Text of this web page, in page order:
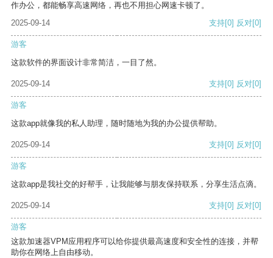
作办公，都能畅享高速网络，再也不用担心网速卡顿了。
2025-09-14
支持[0] 反对[0]
游客
这款软件的界面设计非常简洁，一目了然。
2025-09-14 支持[0] 反对[0]
游客
这款app就像我的私人助理，随时随地为我的办公提供帮助。
2025-09-14 支持[0] 反对[0]
游客
这款app是我社交的好帮手，让我能够与朋友保持联系，分享生活点滴。
2025-09-14 支持[0] 反对[0]
游客
这款加速器VPM应用程序可以给你提供最高速度和安全性的连接，并帮
助你在网络上自由移动。